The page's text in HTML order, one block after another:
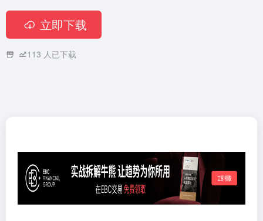
立即下载
113 人已下载